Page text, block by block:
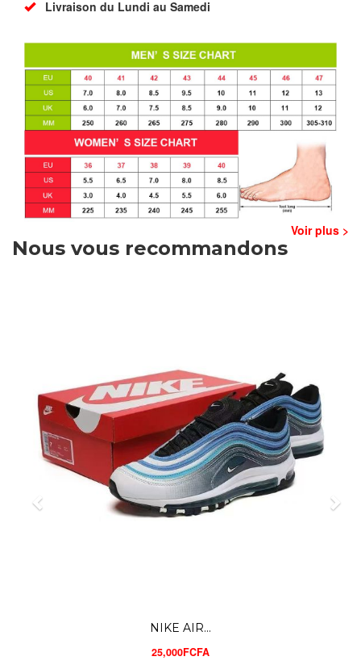
Livraison du Lundi au Samedi
Voir plus >
Nous vous recommandons
NIKE AIR...
25,000FCFA